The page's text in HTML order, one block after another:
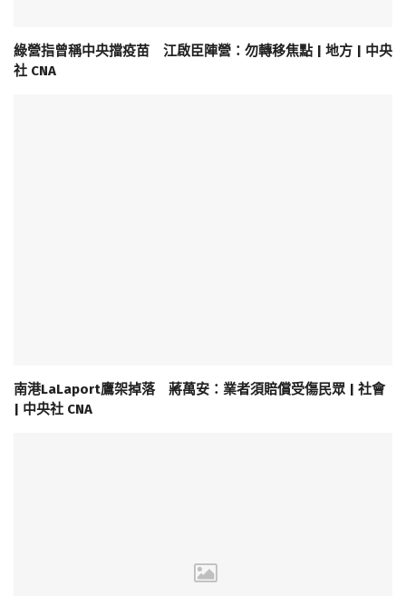
綠營指曾稱中央擋疫苗 江啟臣陣營：勿轉移焦點 | 地方 | 中央
社 CNA
南港LaLaport鷹架掉落 蔣萬安：業者須賠償受傷民眾 | 社會
| 中央社 CNA